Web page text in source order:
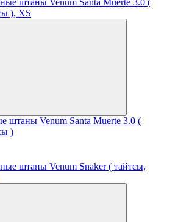
штаны Venum Santa Muerte 3.0 (
)